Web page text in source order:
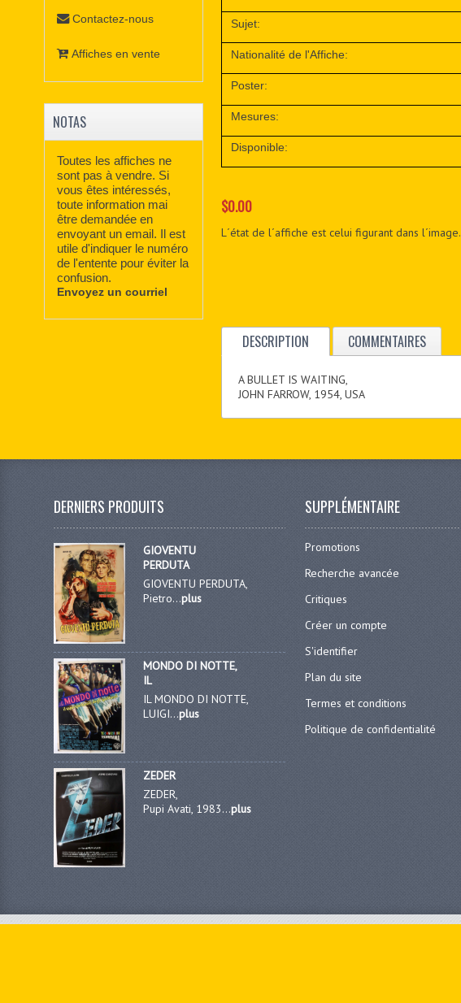
Sujet:
Nationalité de l'Affiche:
Poster:
Mesures:
Disponible:
$0.00
L´état de l´affiche est celui figurant dans l´image.
DESCRIPTION COMMENTAIRES
A BULLET IS WAITING,
JOHN FARROW, 1954, USA
Contactez-nous
Affiches en vente
NOTAS
Toutes les affiches ne
sont pas à vendre. Si
vous êtes intéressés,
toute information mai
être demandée en
envoyant un email. Il est
utile d'indiquer le numéro
de l'entente pour éviter la
confusion.
Envoyez un courriel
DERNIERS PRODUITS
GIOVENTU
PERDUTA
GIOVENTU PERDUTA,
Pietro...plus
MONDO DI NOTTE,
IL
IL MONDO DI NOTTE,
LUIGI...plus
ZEDER
ZEDER,
Pupi Avati, 1983...plus
SUPPLÉMENTAIRE
Promotions
Recherche avancée
Critiques
Créer un compte
S'identifier
Plan du site
Termes et conditions
Politique de confidentialité